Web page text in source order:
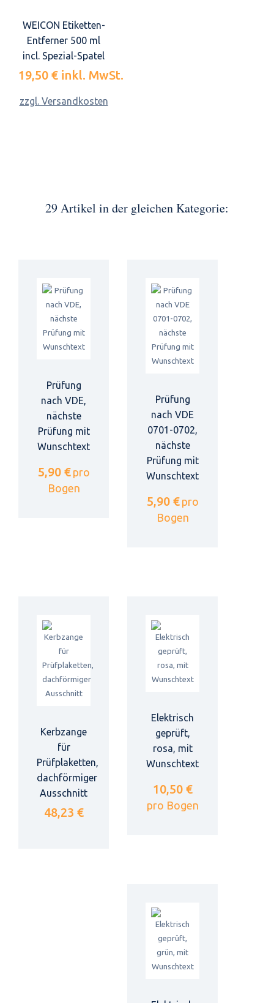
WEICON Etiketten-
Entferner 500 ml
incl. Spezial-Spatel
19,50 € inkl. MwSt.
zzgl. Versandkosten
29 Artikel in der gleichen Kategorie:
Prüfung
nach VDE,
nächste
Prüfung mit
Wunschtext
5,90 € pro
Bogen
Prüfung
nach VDE
0701-0702,
nächste
Prüfung mit
Wunschtext
5,90 € pro
Bogen
Kerbzange
für
Prüfplaketten,
dachförmiger
Ausschnitt
48,23 €
Elektrisch
geprüft,
rosa, mit
Wunschtext
10,50 €
pro Bogen